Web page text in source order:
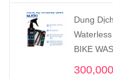
Dung
BIKE
300,000